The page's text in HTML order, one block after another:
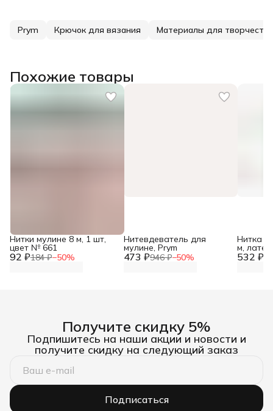
Prym Крючок для вязания Материалы для творчества
Похожие товары
92 ₽184 ₽−50%
Нитки мулине 8 м, 1 шт,
цвет № 661
473 ₽946 ₽−50%
Нитевдеватель для
мулине, Prym
532 ₽
Нитка
м,
Айрис
Получите скидку 5%
Подпишитесь на наши акции и новости и
получите скидку на следующий заказ
Подписаться